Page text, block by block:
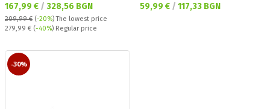
Текуща цена:
167,99 € / 328,56 BGN
209,99 € (-20%)The lowest price
Regular price:
279,99 € (-40%) Regular price
Текуща цена:
59,99 € / 117,33 BGN
-30%